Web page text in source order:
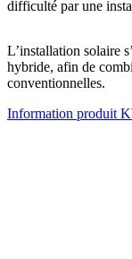
difficulté par une
L’installation solaire
hybride, afin de
conventionnelles.
Information produit